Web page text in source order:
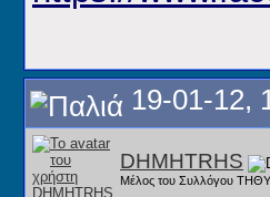
19-01-12,
DHMHTRHS
Μέλος του Συλλόγου